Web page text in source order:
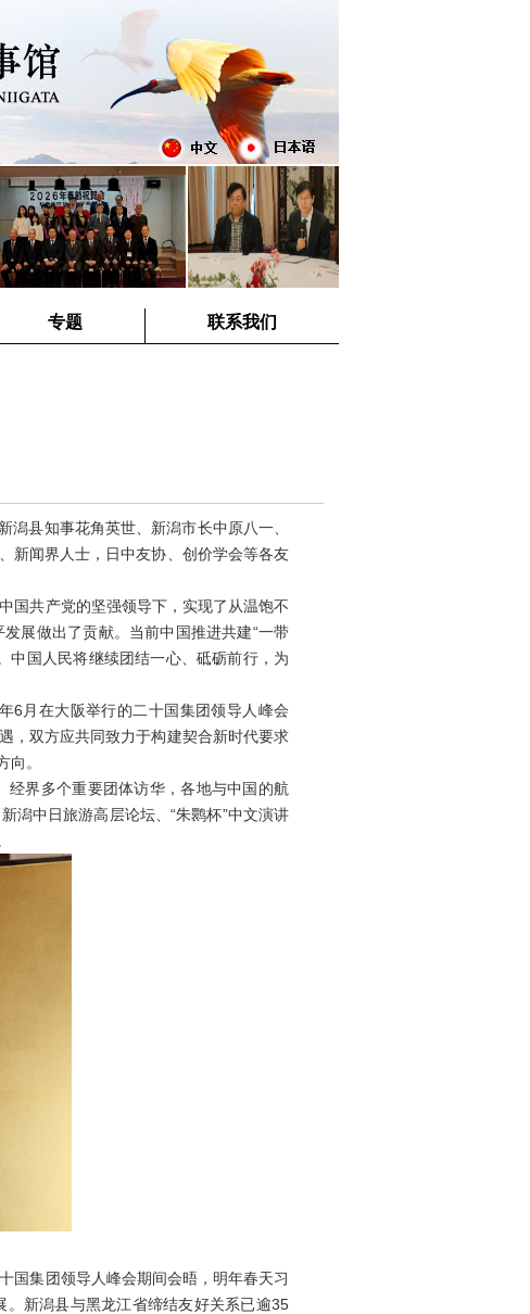
专题 联系我们
县知事花角英世、新潟市长中原八一、
新闻界人士，日中友协、创价学会等各友
共产党的坚强领导下，实现了从温饱不
展做出了贡献。当前中国推进共建“一带
中国人民将继续团结一心、砥砺前行，为
月在大阪举行的二十国集团领导人峰会
，双方应共同致力于构建契合新时代要求
。
界多个重要团体访华，各地与中国的航
潟中日旅游高层论坛、“朱鹮杯”中文演讲
集团领导人峰会期间会晤，明年春天习
新潟县与黑龙江省缔结友好关系已逾35